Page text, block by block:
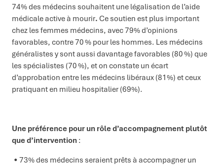
74% des médecins souhaitent une légalisation de l’aide
médicale active à mourir. Ce soutien est plus important
chez les femmes médecins, avec 79% d’opinions
favorables, contre 70 % pour les hommes. Les médecins
généralistes y sont aussi davantage favorables (80 %) que
les spécialistes (70 %), et on constate un écart
d’approbation entre les médecins libéraux (81%) et ceux
pratiquant en milieu hospitalier (69%).
Une préférence pour un rôle d’accompagnement plutôt
que d’intervention :
73% des médecins seraient prêts à accompagner un